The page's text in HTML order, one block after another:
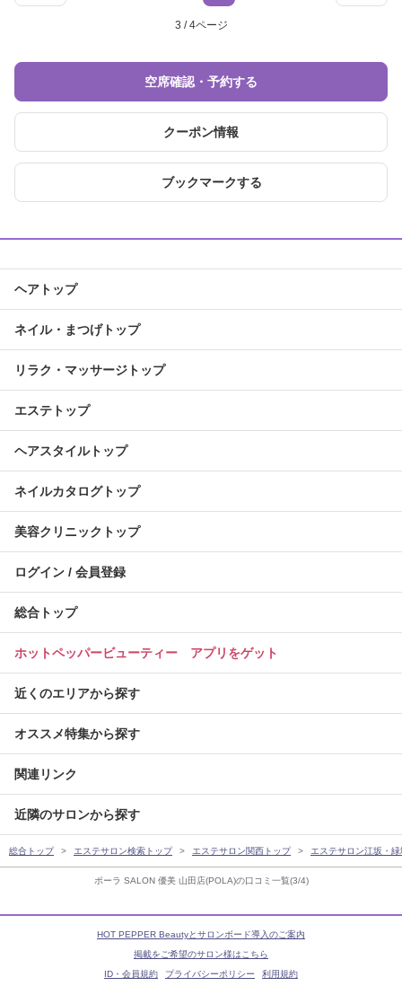
ポーラ SALON 優美 山田店(POLA)の口コミ一覧(3/4)
3 / 4ページ
空席確認・予約する
クーポン情報
ブックマークする
ヘアトップ
ネイル・まつげトップ
リラク・マッサージトップ
エステトップ
ヘアスタイルトップ
ネイルカタログトップ
美容クリニックトップ
ログイン / 会員登録
総合トップ
ホットペッパービューティー アプリをゲット
近くのエリアから探す
オススメ特集から探す
関連リンク
近隣のサロンから探す
総合トップ エステサロン検索トップ エステサロン関西トップ エステサロン江坂・
HOT PEPPER Beautyとサロンボード導入のご案内
掲載をご希望のサロン様はこちら
ID・会員規約
プライバシーポリシー 利用規約